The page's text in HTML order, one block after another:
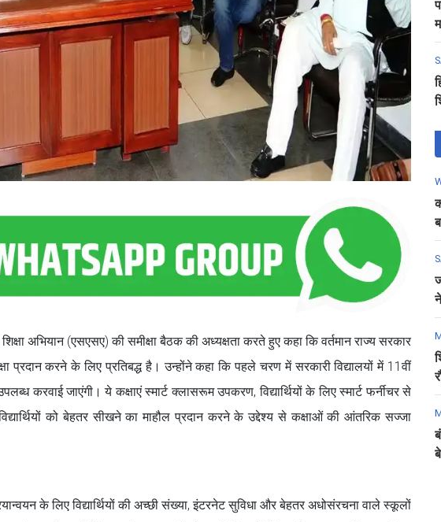
अभियान (एसएसए) की समीक्षा बैठक की अध्यक्षता करते हुए कहा कि वर्तमान राज्य सरकार
प्रदान करने के लिए प्रतिबद्ध है। उन्होंने कहा कि पहले चरण में सरकारी विद्यालयों में 11वीं
करवाई जाएंगी। ये कक्षाएं स्मार्ट क्लासरूम उपकरण, विद्यार्थियों के लिए स्मार्ट फर्नीचर से
को बेहतर सीखने का माहौल प्रदान करने के उद्देश्य से कक्षाओं की आंतरिक सज्जा
के लिए विद्यार्थियों की अच्छी संख्या, इंटरनेट सुविधा और बेहतर अधोसंरचना वाले स्कूलों